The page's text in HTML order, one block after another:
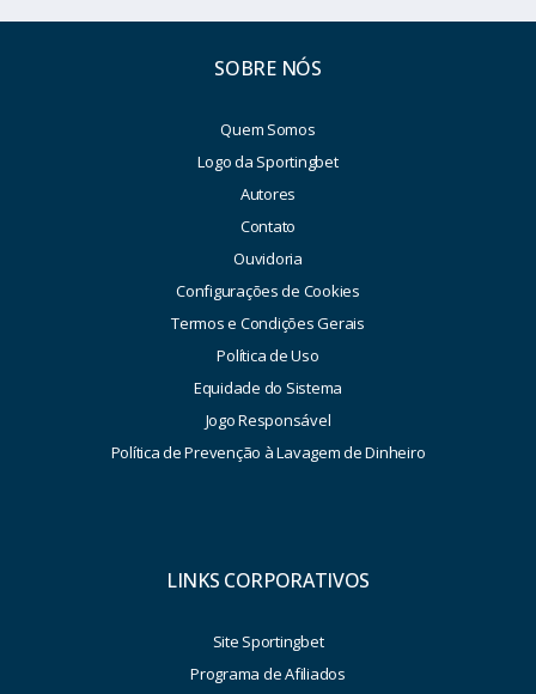
SOBRE NÓS
Quem Somos
Logo da Sportingbet
Autores
Contato
Ouvidoria
Configurações de Cookies
Termos e Condições Gerais
Política de Uso
Equidade do Sistema
Jogo Responsável
Política de Prevenção à Lavagem de Dinheiro
LINKS CORPORATIVOS
Site Sportingbet
Programa de Afiliados